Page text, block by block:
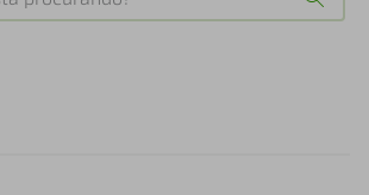
buscados